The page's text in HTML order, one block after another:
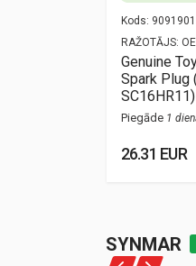
Kods:
RAŽOTĀJS:
Genuine
Spark Plug
SC16HR11)
Piegāde 1
26.31 EUR
SYNMAR